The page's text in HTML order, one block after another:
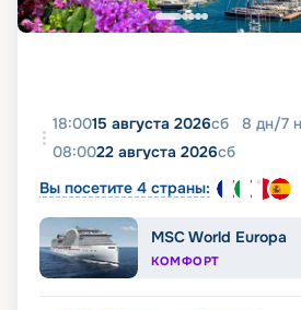
18:0015 августа 2026сб 8 дн/7
08:0022 августа 2026сб
Вы посетите 4 страны:
MSC World Europa
КОМФОРТ